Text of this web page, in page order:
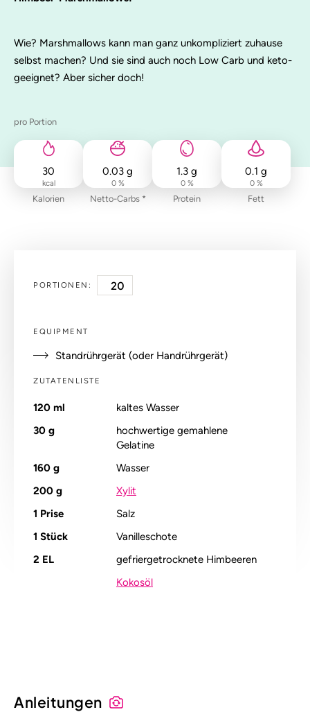
Wie? Marshmallows kann man ganz unkompliziert zuhause
selbst machen? Und sie sind auch noch Low Carb und keto-
geeignet? Aber sicher doch!
pro Portion
30
kcal
Kalorien
0.03 g
0 %
Netto-Carbs *
1.3 g
0 %
Protein
0.1 g
0 %
Fett
PORTIONEN:
EQUIPMENT
Standrührgerät (oder Handrührgerät)
ZUTATENLISTE
120 ml
kaltes Wasser
30 g
hochwertige gemahlene
Gelatine
160 g
Wasser
200 g
Xylit
1 Prise
Salz
1 Stück
Vanilleschote
2 EL
gefriergetrocknete Himbeeren
Kokosöl
Anleitungen